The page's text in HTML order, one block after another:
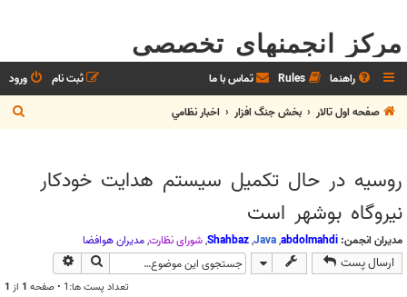
مرکز انجمنهای تخصصی
راهنما Rules تماس با ما ورود
ثبت نام
صفحه اول تالار
بخش جنگ افزار اخبار نظامي
س
روسیه در حال تکمیل سیستم هدایت خودکار
نیروگاه بوشهر است
مدیران انجمن: abdolmahdi
,
Java
,
Shahbaz
,شوراي نظارت,مديران هوافضا
ارسال پست جستجو
تعداد پست ها:1 • صفحه 1 از 1